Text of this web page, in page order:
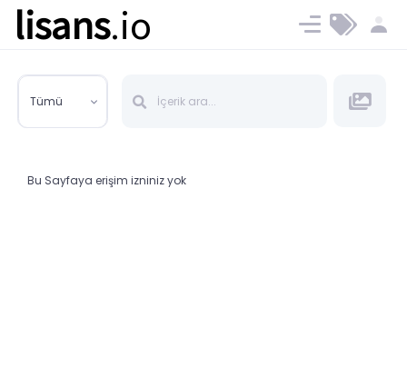
lisans.io Ücret ve Planlar
Tümü
Bu Sayfaya erişim izniniz yok